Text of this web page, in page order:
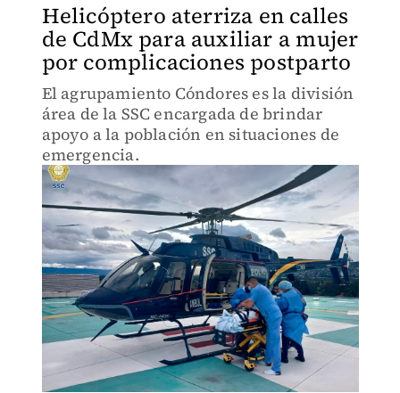
Helicóptero aterriza en calles
de CdMx para auxiliar a mujer
por complicaciones postparto
El agrupamiento Cóndores es la división
área de la SSC encargada de brindar
apoyo a la población en situaciones de
emergencia.